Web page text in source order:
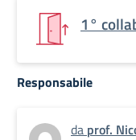
1°
Responsabile
da prof.